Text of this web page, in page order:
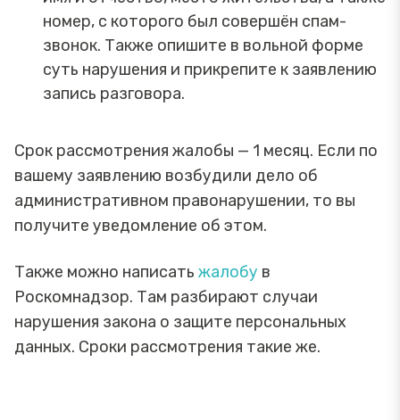
номер, с которого был совершён спам-
звонок. Также опишите в вольной форме
суть нарушения и прикрепите к заявлению
запись разговора.
Срок рассмотрения жалобы — 1 месяц. Если по
вашему заявлению возбудили дело об
административном правонарушении, то вы
получите уведомление об этом.
Также можно написать жалобу в
Роскомнадзор. Там разбирают случаи
нарушения закона о защите персональных
данных. Сроки рассмотрения такие же.